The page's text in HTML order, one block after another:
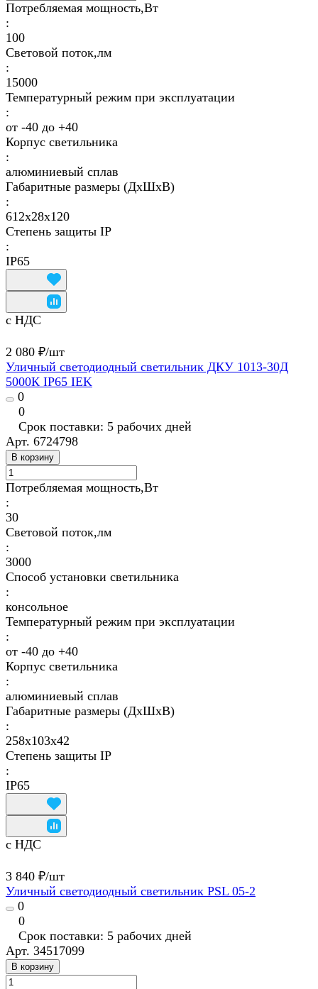
Потребляемая мощность,Вт
:
100
Световой поток,лм
:
15000
Температурный режим при эксплуатации
:
от -40 до +40
Корпус светильника
:
алюминиевый сплав
Габаритные размеры (ДхШхВ)
:
612х28х120
Степень защиты IP
:
IP65
с НДС
2 080 ₽/шт
Уличный светодиодный светильник ДКУ 1013-30Д
5000К IP65 IEK
0
0
Срок поставки: 5 рабочих дней
Арт. 6724798
В корзину
Потребляемая мощность,Вт
:
30
Световой поток,лм
:
3000
Способ установки светильника
:
консольное
Температурный режим при эксплуатации
:
от -40 до +40
Корпус светильника
:
алюминиевый сплав
Габаритные размеры (ДхШхВ)
:
258х103х42
Степень защиты IP
:
IP65
с НДС
3 840 ₽/шт
Уличный светодиодный светильник PSL 05-2
0
0
Срок поставки: 5 рабочих дней
Арт. 34517099
В корзину